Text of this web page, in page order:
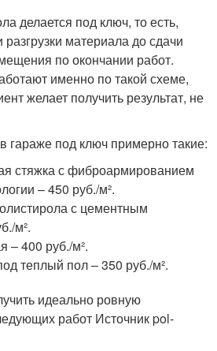
делается под ключ, то есть,
разгрузки материала до сдачи
по окончании работ.
именно по такой схеме,
желает получить результат, не
гараже под ключ примерно такие:
стяжка с фиброармированием
– 450 руб./м².
с цементным
м².
– 400 руб./м².
теплый пол – 350 руб./м².
идеально ровную
работ Источник pol-